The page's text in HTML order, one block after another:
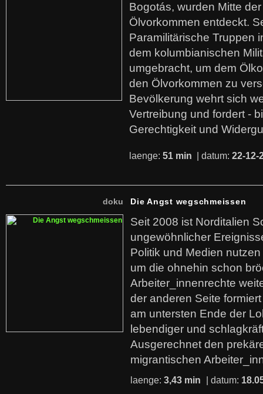
Bogotás, wurden Mitte
Ölvorkommen entdeckt.
Paramilitärische Truppen
dem kolumbianischen
umgebracht, um dem
den Ölvorkommen zu
Bevölkerung wehrt sich
Vertreibung und fordert -
Gerechtigkeit und
laenge: 51 min | datum: 22-12-
doku Die Angst wegschmeissen
Seit 2008 ist Norditalien
ungewöhnlicher
Politik und Medien
um die ohnehin schon
Arbeiter_innenrechte
der anderen Seite
am untersten Ende der
lebendiger und
Ausgerechnet den
migrantischen
laenge: 3,43 min | datum: